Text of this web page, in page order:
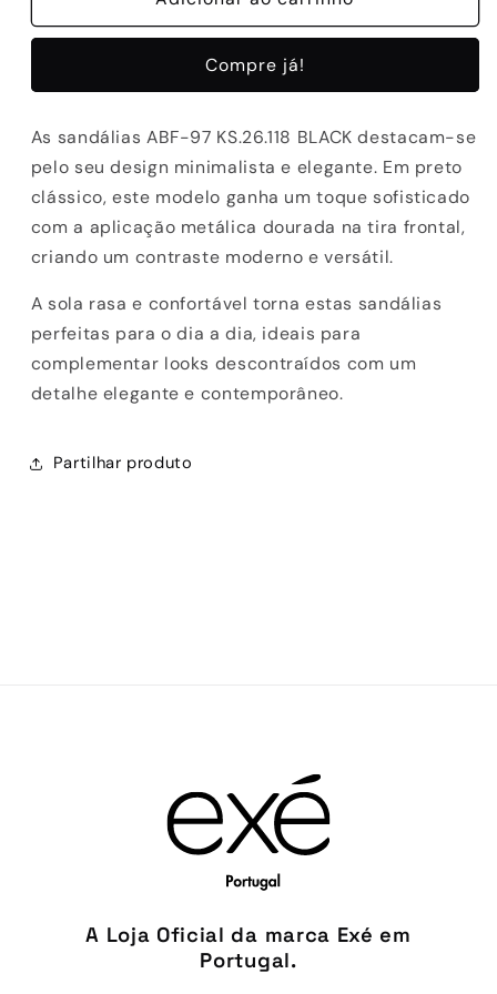
SANDALIAS
KS.26.118
SANDALIAS
KS.26.118
Compre já!
As sandálias ABF-97 KS.26.118 BLACK destacam-se
pelo seu design minimalista e elegante. Em preto
clássico, este modelo ganha um toque sofisticado
com a aplicação metálica dourada na tira frontal,
criando um contraste moderno e versátil.
A sola rasa e confortável torna estas sandálias
perfeitas para o dia a dia, ideais para
complementar looks descontraídos com um
detalhe elegante e contemporâneo.
Partilhar produto
A Loja Oficial da marca Exé em
Portugal.